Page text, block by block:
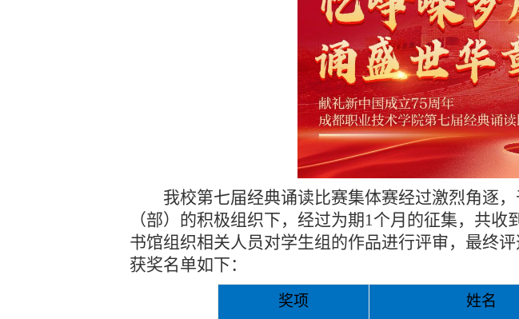
我校第七届经典诵读 比赛集体赛经过激烈角逐
（部）的积极组织下， 经过为期 1个月的征集， 共收到
书馆组织相关人员对学生组的作品进行评审，最终
获奖名单如下：
奖项 姓名